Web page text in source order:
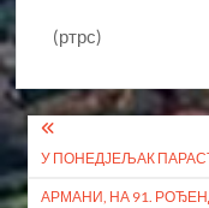
(ртрс)
Кретање
чланка
У ПОНЕДЈЕЉАК
АРМАНИ, НА 91.